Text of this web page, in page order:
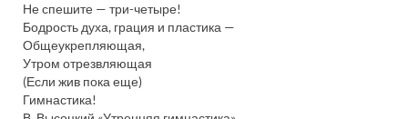
Не спешите — три-четыре!
Бодрость духа, грация и пластика —
Общеукрепляющая,
Утром отрезвляющая
(Если жив пока еще)
Гимнастика!